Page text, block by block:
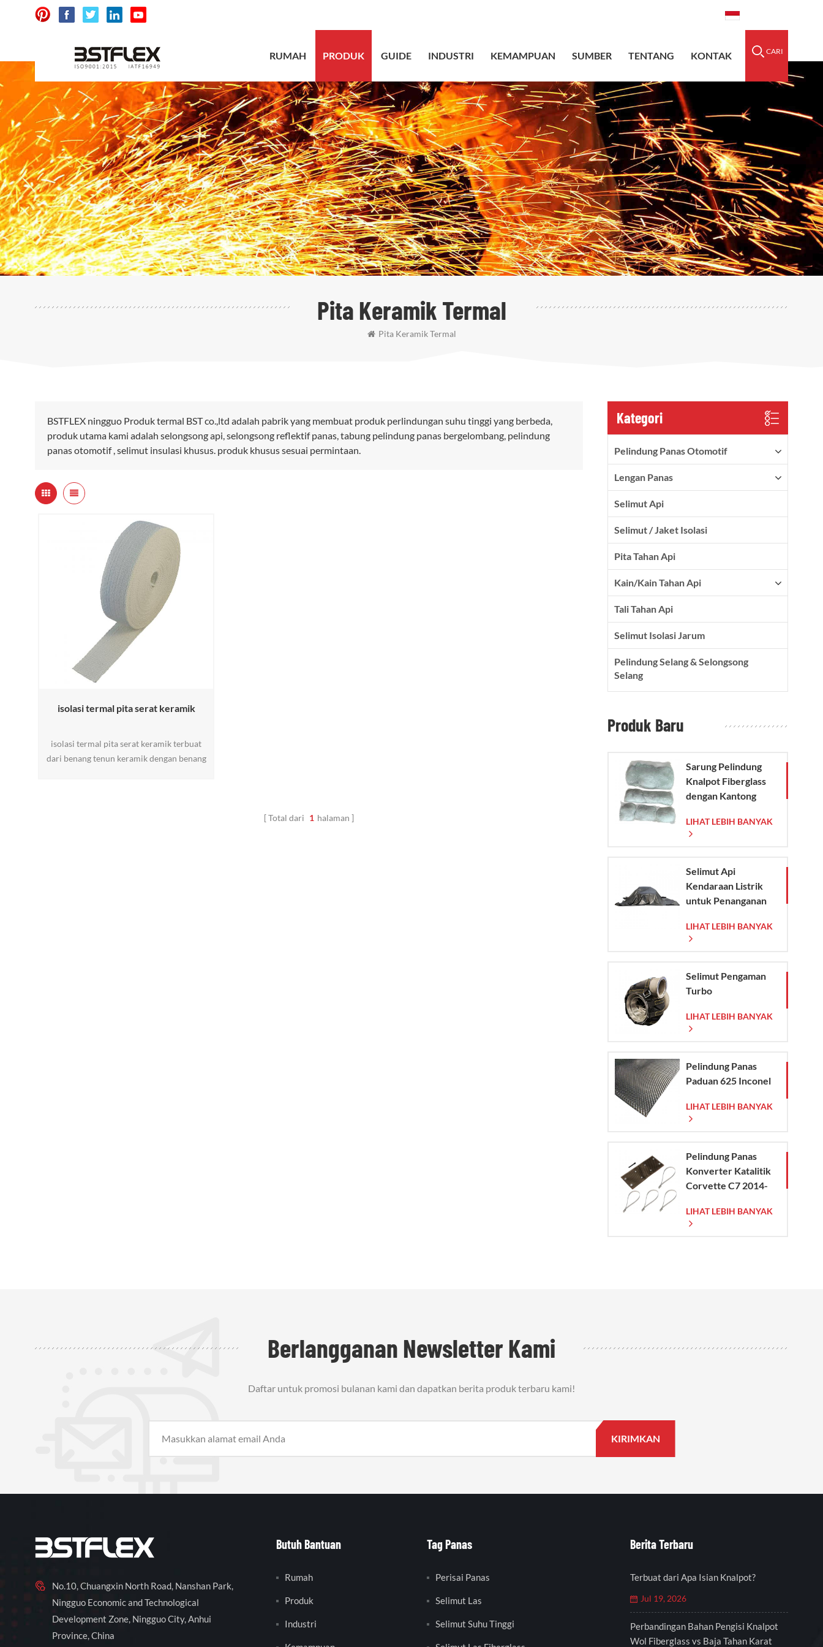
CARI
RUMAH PRODUK GUIDE INDUSTRI KEMAMPUAN SUMBER TENTANG KONTAK
Pita Keramik Termal
Pita Keramik Termal
BSTFLEX ningguo Produk termal BST co.,ltd adalah pabrik yang membuat produk perlindungan suhu tinggi yang berbeda,
produk utama kami adalah selongsong api, selongsong reflektif panas, tabung pelindung panas bergelombang, pelindung
panas otomotif , selimut insulasi khusus. produk khusus sesuai permintaan.
isolasi termal pita serat keramik
isolasi termal pita serat keramik terbuat
dari benang tenun keramik dengan benang
Total dari 1 halaman
Kategori
Pelindung Panas Otomotif
Lengan Panas
Selimut Api
Selimut / Jaket Isolasi
Pita Tahan Api
Kain/kain Tahan Api
Tali Tahan Api
Selimut Isolasi Jarum
Pelindung Selang & Selongsong
Selang
Produk Baru
Sarung Pelindung
Knalpot Fiberglass
dengan Kantong
Anyaman
LIHAT LEBIH BANYAK
Selimut Api
Kendaraan Listrik
untuk Penanganan
Kendaraan Listrik
dan Mobil
LIHAT LEBIH BANYAK
Selimut Pengaman
Turbo
LIHAT LEBIH BANYAK
Pelindung Panas
Paduan 625 Inconel
LIHAT LEBIH BANYAK
Pelindung Panas
Konverter Katalitik
Corvette C7 2014-
LIHAT LEBIH BANYAK
Berlangganan Newsletter Kami
Daftar untuk promosi bulanan kami dan dapatkan berita produk terbaru kami!
No.10, Chuangxin North Road, Nanshan Park,
Ningguo Economic and Technological
Development Zone, Ningguo City, Anhui
Province, China
Butuh Bantuan
Rumah
Produk
Industri
Tag Panas
Perisai Panas
Selimut Las
Selimut Suhu Tinggi
Berita Terbaru
Terbuat dari Apa Isian Knalpot?
Jul 19, 2026
Perbandingan Bahan Pengisi Knalpot
Wol Fiberglass vs Baja Tahan Karat